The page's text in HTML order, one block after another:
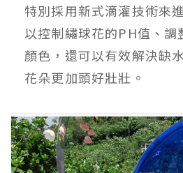
特別採用新式滴灌技術來
以控制繡球花的PH值、調
顏色，還可以有效解決缺
花朵更加頭好壯壯。